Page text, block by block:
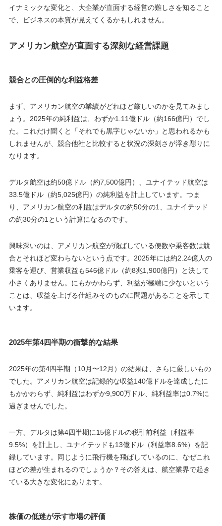
イナミックな変化と、大企業が直面する経営の難しさを知ること
で、ビジネスの本質が見えてくるかもしれません。
アメリカン航空が直面する深刻な経営課題
競合との圧倒的な利益格差
まず、アメリカン航空の業績がどれほど厳しいのかを見てみまし
ょう。2025年の純利益は、わずか1.11億ドル（約166億円）でし
た。これだけ聞くと「それでも黒字じゃないか」と思われるかも
しれませんが、競合他社と比較すると状況の深刻さが浮き彫りに
なります。
デルタ航空は約50億ドル（約7,500億円）、ユナイテッド航空は
33.5億ドル（約5,025億円）の純利益を計上しています。つま
り、アメリカン航空の利益はデルタの約50分の1、ユナイテッド
の約30分の1という計算になるのです。
興味深いのは、アメリカン航空が飛ばしている便数や乗客数は競
合とそれほど変わらないという点です。2025年には約2.24億人の
乗客を運び、営業収益も546億ドル（約8兆1,900億円）と決して
小さくありません。にもかかわらず、利益が極端に少ないという
ことは、収益を上げる仕組みそのものに問題があることを示して
います。
2025年第4四半期の衝撃的な結果
2025年の第4四半期（10月〜12月）の結果は、さらに厳しいもの
でした。アメリカン航空は記録的な収益140億ドルを達成したに
もかかわらず、純利益はわずか9,900万ドル、純利益率は0.7%に
過ぎませんでした。
一方、デルタは第4四半期に15億ドルの税引前利益（利益率
9.5%）を計上し、ユナイテッドも13億ドル（利益率8.6%）を記
録しています。同じように飛行機を飛ばしているのに、なぜこれ
ほどの差が生まれるのでしょうか？その答えは、航空業界で起き
ている大きな変化にあります。
株価の低迷が示す市場の評価